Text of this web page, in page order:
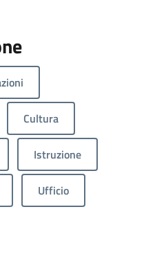
Cultura
Istruzione
Ufficio